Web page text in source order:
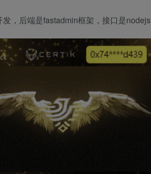
，后端是fastadmin框架，接口是nodejs